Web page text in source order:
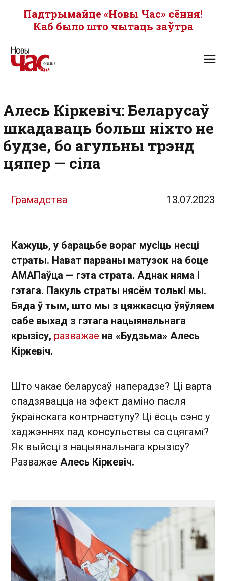
Падтрымайце «Новы Час» сёння!
Каб было што чытаць заўтра
Алесь Кіркевіч: Беларусаў
шкадаваць больш ніхто не
будзе, бо агульны трэнд
цяпер — сіла
Грамадства 13.07.2023
Кажуць, у барацьбе вораг мусіць несці
страты. Нават парваны матузок на боце
АМАПаўца — гэта страта. Аднак няма і
гэтага. Пакуль страты нясём толькі мы.
Бяда ў тым, што мы з цяжкасцю ўяўляем
сабе выхад з гэтага нацыянальнага
крызісу, разважае на «Будзьма» Алесь
Кіркевіч.
Што чакае беларусаў наперадзе? Ці варта
спадзявацца на эфект даміно пасля
ўкраінскага контрнаступу? Ці ёсць сэнс у
хаджэннях пад консульствы са сцягамі?
Як выйсці з нацыянальнага крызісу?
Разважае Алесь Кіркевіч.